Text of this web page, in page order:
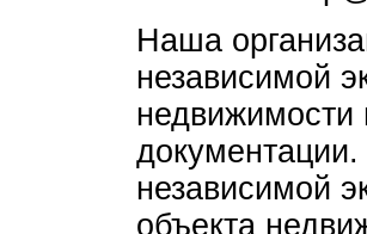
Наша
независимой
недвижимости
независимой
объекта